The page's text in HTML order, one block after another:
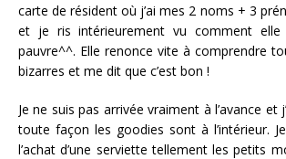
carte de résident où j’ai mes 2 noms + 3
et je ris intérieurement vu comment elle
pauvre^^. Elle renonce vite à comprendre
bizarres et me dit que c’est bon !
Je ne suis pas arrivée vraiment à l’avance et
toute façon les goodies sont à l’intérieur.
l’achat d’une serviette tellement les petits